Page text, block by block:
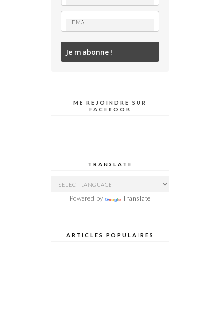
Je m'abonne !
ME REJOINDRE SUR
FACEBOOK
TRANSLATE
Powered by Translate
ARTICLES POPULAIRES